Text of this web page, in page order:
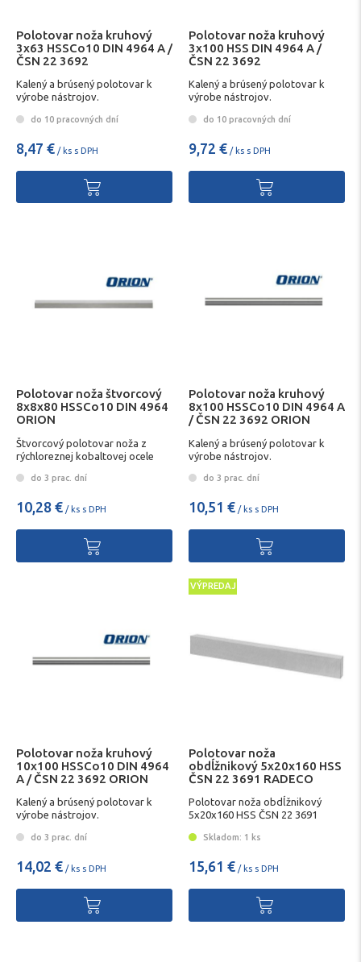
Polotovar noža kruhový
3x63 HSSCo10 DIN 4964 A /
ČSN 22 3692
Kalený a brúsený polotovar k
výrobe nástrojov.
do 10 pracovných dní
8,47 € / ks s DPH
Polotovar noža kruhový
3x100 HSS DIN 4964 A /
ČSN 22 3692
Kalený a brúsený polotovar k
výrobe nástrojov.
do 10 pracovných dní
9,72 € / ks s DPH
Polotovar noža štvorcový
8x8x80 HSSCo10 DIN 4964
ORION
Štvorcový polotovar noža z
rýchloreznej kobaltovej ocele
do 3 prac. dní
10,28 € / ks s DPH
Polotovar noža kruhový
8x100 HSSCo10 DIN 4964 A
/ ČSN 22 3692 ORION
Kalený a brúsený polotovar k
výrobe nástrojov.
do 3 prac. dní
10,51 € / ks s DPH
Polotovar noža kruhový
10x100 HSSCo10 DIN 4964
A / ČSN 22 3692 ORION
Kalený a brúsený polotovar k
výrobe nástrojov.
do 3 prac. dní
14,02 € / ks s DPH
VÝPREDAJ
Polotovar noža
obdĺžnikový 5x20x160 HSS
ČSN 22 3691 RADECO
Polotovar noža obdĺžnikový
5x20x160 HSS ČSN 22 3691
Skladom: 1 ks
15,61 € / ks s DPH